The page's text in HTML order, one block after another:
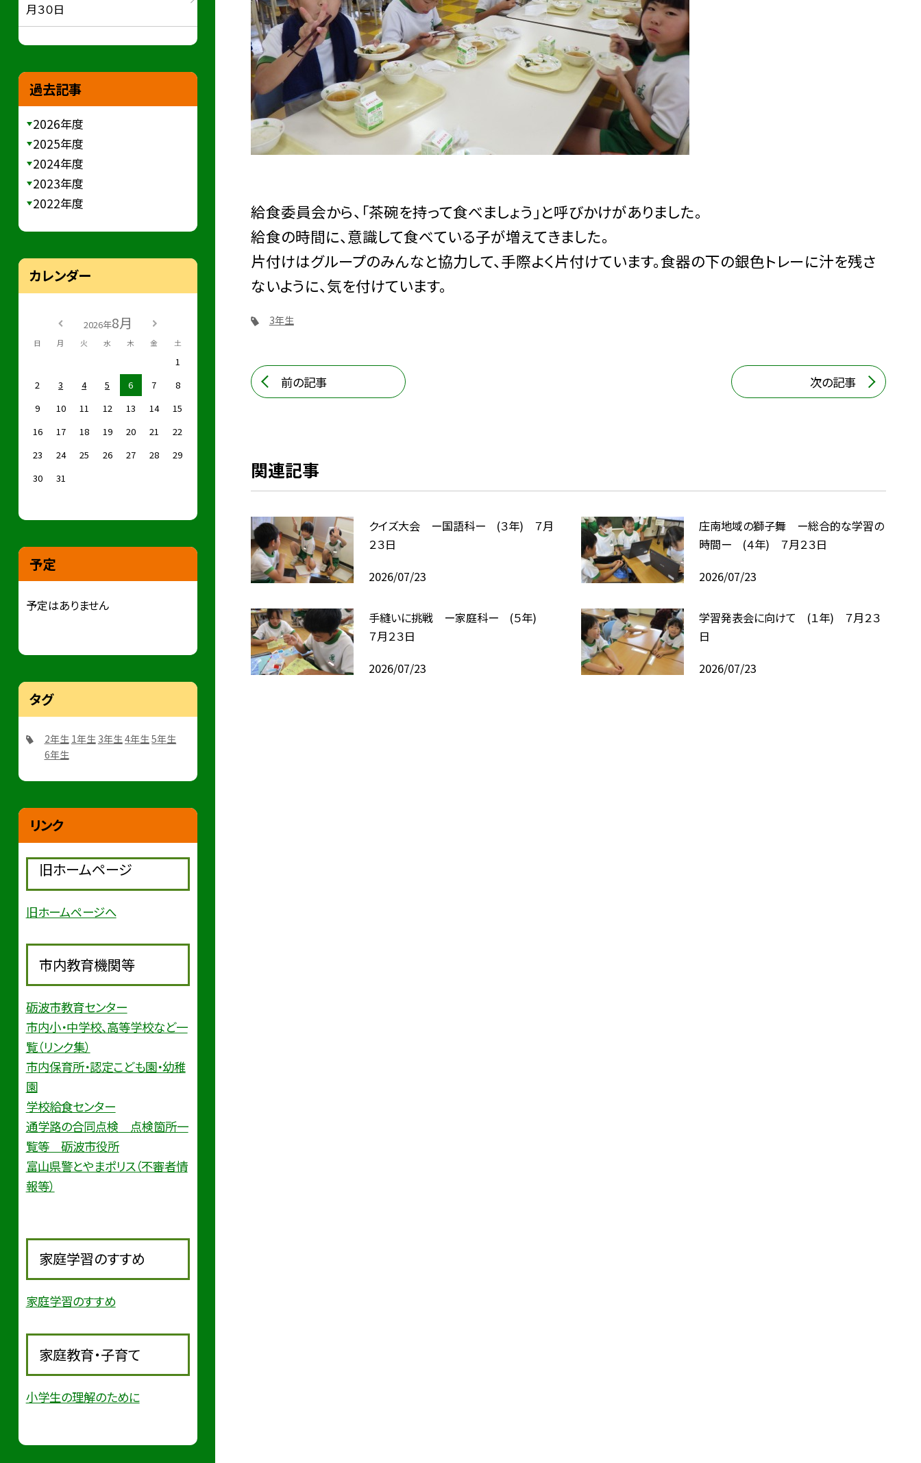
給食委員会から、「茶碗を持って食べましょう」と呼びかけがありました。
給食の時間に、意識して食べている子が増えてきました。
片付けはグループのみんなと協力して、手際よく片付けています。食器の下の銀色トレーに汁を残さ
ないように、気を付けています。
3年生
前の記事 次の記事
関連記事
クイズ大会 ー国語科ー (３年) ７月
２３日
2026/07/23
庄南地域の獅子舞 ー総合的な学習の
時間ー (４年) ７月２３日
2026/07/23
手縫いに挑戦 ー家庭科ー (５年)
７月２３日
2026/07/23
学習発表会に向けて (１年) ７月２３
日
2026/07/23
月３０日
過去記事
2026年度
2025年度
2024年度
2023年度
2022年度
カレンダー
2026年8月
日 月 火 水 木 金 土
1
2
3 4 5 6 7
8
9
10 11 12 13 14
15
16
17 18 19 20 21
22
23
24 25 26 27 28
29
30
31
予定
予定はありません
タグ
2年生 1年生 3年生4年生5年生
6年生
リンク
旧ホームページ
旧ホームページへ
市内教育機関等
砺波市教育センター
市内小・中学校、高等学校など一
覧（リンク集）
市内保育所・認定こども園・幼稚
園
学校給食センター
通学路の合同点検 点検箇所一
覧等 砺波市役所
富山県警とやまポリス（不審者情
報等）
家庭学習のすすめ
家庭学習のすすめ
家庭教育・子育て
小学生の理解のために